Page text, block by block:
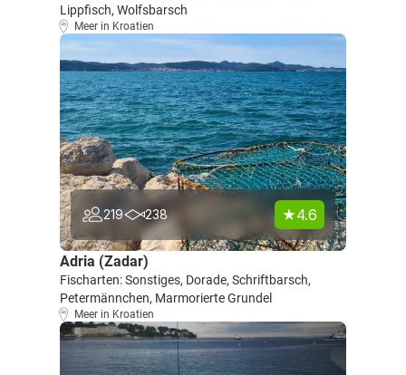
Lippfisch, Wolfsbarsch
Meer in Kroatien
219 238 4.6
Adria (Zadar)
Fischarten: Sonstiges, Dorade, Schriftbarsch,
Petermännchen, Marmorierte Grundel
Meer in Kroatien